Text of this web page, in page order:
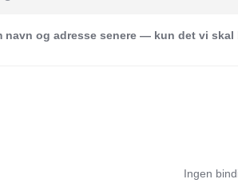
navn og adresse senere — kun det vi skal
Ingen